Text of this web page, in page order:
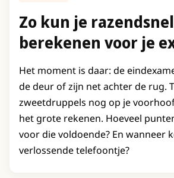
Zo kun je
berekenen voor je
Het moment is daar: de
de deur of zijn net achter de rug.
zweetdruppels nog op je
het grote rekenen. Hoeveel
voor die voldoende? En wanneer
verlossende telefoontje?